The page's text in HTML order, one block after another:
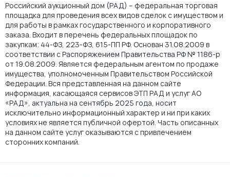
Российский аукционный дом (РАД) – федеральная торговая
площадка для проведения всех видов сделок с имуществом и
для работы в рамках государственного и корпоративного
заказа. Входит в перечень федеральных площадок по
закупкам: 44-ФЗ, 223-ФЗ, 615-ПП РФ. Основан 31.08.2009 в
соответствии с Распоряжением Правительства РФ № 1186-р
от 19.08.2009. Является федеральным агентом по продаже
имущества, уполномоченным Правительством Российской
Федерации. Вся представленная на данном сайте
информация, касающаяся сервисов ЭТП РАД и услуг АО
«РАД», актуальна на сентябрь 2025 года, носит
исключительно информационный характер и ни при каких
условиях не является публичной офертой. Часть описанных
на данном сайте услуг оказываются с привлечением
сторонних компаний.